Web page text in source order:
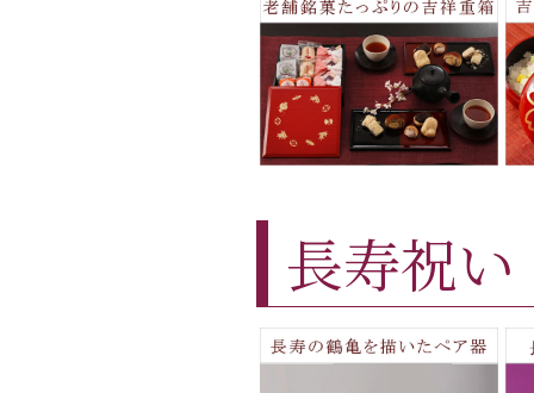
長寿祝い